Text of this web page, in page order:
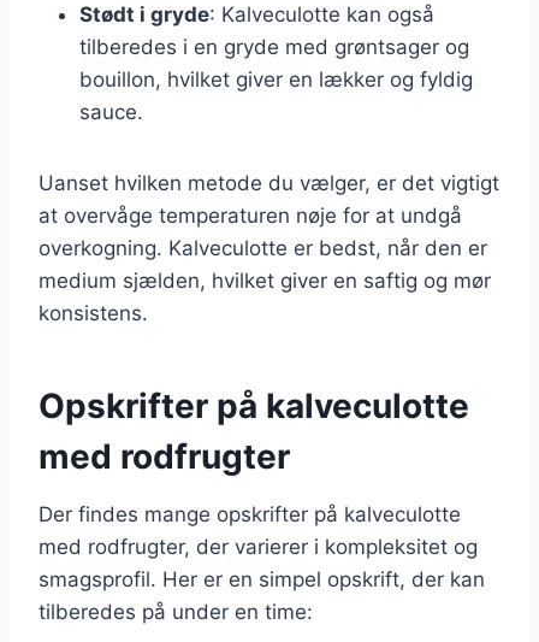
Stødt i gryde: Kalveculotte kan også
tilberedes i en gryde med grøntsager og
bouillon, hvilket giver en lækker og fyldig
sauce.
Uanset hvilken metode du vælger, er det vigtigt
at overvåge temperaturen nøje for at undgå
overkogning. Kalveculotte er bedst, når den er
medium sjælden, hvilket giver en saftig og mør
konsistens.
Opskrifter på kalveculotte
med rodfrugter
Der findes mange opskrifter på kalveculotte
med rodfrugter, der varierer i kompleksitet og
smagsprofil. Her er en simpel opskrift, der kan
tilberedes på under en time: